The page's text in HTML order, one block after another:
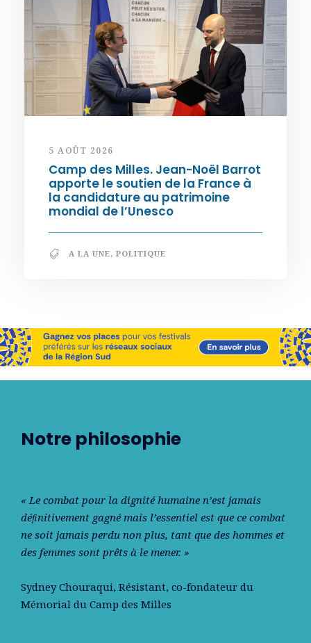
5 AOÛT 2026
Camp des Milles. Jean-Noël Barrot
apporte le soutien de la France à
la candidature au patrimoine
mondial de l’Unesco
A LA UNE, POLITIQUE
Notre philosophie
« Le combat pour la dignité humaine n’est jamais
déﬁnitivement gagné mais l’essentiel est que ce combat
ne soit jamais perdu non plus, tant que des hommes et
des femmes sont prêts à le mener. »
Sydney Chouraqui, Résistant, co-fondateur du
Mémorial du Camp des Milles